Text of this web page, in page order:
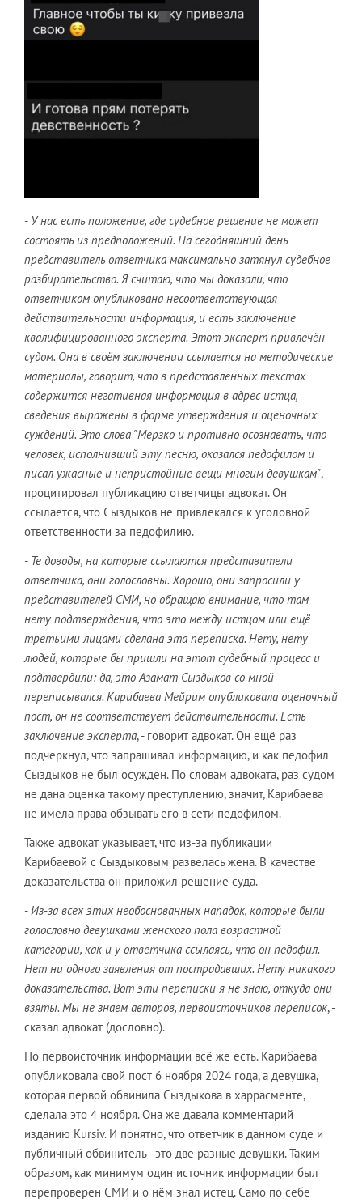
- У нас есть положение, где судебное решение не может
состоять из предположений. На сегодняшний день
представитель ответчика максимально затянул судебное
разбирательство. Я считаю, что мы доказали, что
ответчиком опубликована несоответствующая
действительности информация, и есть заключение
квалифицированного эксперта. Этот эксперт привлечён
судом. Она в своём заключении ссылается на методические
материалы, говорит, что в представленных текстах
содержится негативная информация в адрес истца,
сведения выражены в форме утверждения и оценочных
суждений. Это слова "Мерзко и противно осознавать, что
человек, исполнивший эту песню, оказался педофилом и
писал ужасные и непристойные вещи многим девушкам", -
процитировал публикацию ответчицы адвокат. Он
ссылается, что Сыздыков не привлекался к уголовной
ответственности за педофилию.
- Те доводы, на которые ссылаются представители
ответчика, они голословны. Хорошо, они запросили у
представителей СМИ, но обращаю внимание, что там
нету подтверждения, что это между истцом или ещё
третьими лицами сделана эта переписка. Нету, нету
людей, которые бы пришли на этот судебный процесс и
подтвердили: да, это Азамат Сыздыков со мной
переписывался. Карибаева Мейрим опубликовала оценочный
пост, он не соответствует действительности. Есть
заключение эксперта, - говорит адвокат. Он ещё раз
подчеркнул, что запрашивал информацию, и как педофил
Сыздыков не был осужден. По словам адвоката, раз судом
не дана оценка такому преступлению, значит, Карибаева
не имела права обзывать его в сети педофилом.
Также адвокат указывает, что из-за публикации
Карибаевой с Сыздыковым развелась жена. В качестве
доказательства он приложил решение суда.
-Из-за всех этих необоснованных нападок, которые были
голословно девушками женского пола возрастной
категории, как и у ответчика ссылаясь, что он педофил.
Нет ни одного заявления от пострадавших. Нету никакого
доказательства. Вот эти переписки я не знаю, откуда они
взяты. Мы не знаем авторов, первоисточников переписок, -
сказал адвокат (дословно).
Но первоисточник информации всё же есть. Карибаева
опубликовала свой пост 6 ноября 2024 года, а девушка,
которая первой обвинила Сыздыкова в харрасменте,
сделала это 4 ноября. Она же давала комментарий
изданию Kursiv. И понятно, что ответчик в данном суде и
публичный обвинитель - это две разные девушки. Таким
образом, как минимум один источник информации был
перепроверен СМИ и о нём знал истец. Само по себе